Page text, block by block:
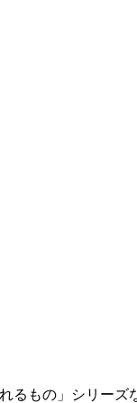
るもの」シリーズ